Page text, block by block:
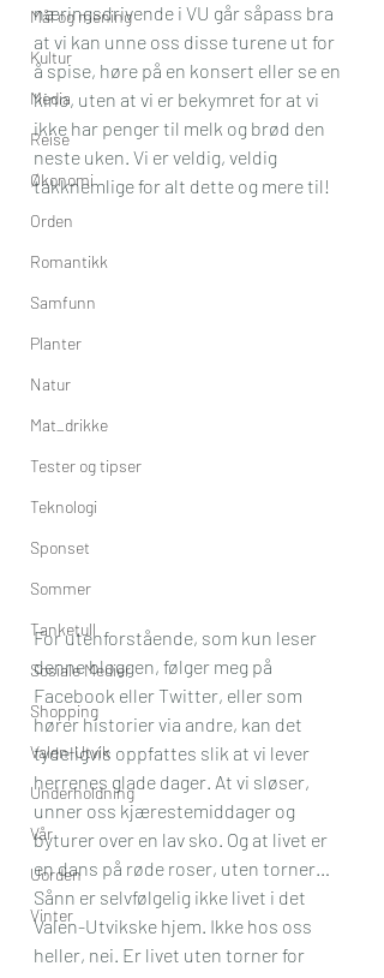
Mål og mening
Kultur
Media
Reise
Økonomi
Orden
Romantikk
Samfunn
Planter
Natur
Mat_drikke
Tester og tipser
Teknologi
Sponset
Sommer
Tanketull
Sosiale Medier
Shopping
Valen-Utvik
Underholdning
Vår
Uorden
Vinter
næringsdrivende i VU går såpass bra
at vi kan unne oss disse turene ut for
å spise, høre på en konsert eller se en
kino, uten at vi er bekymret for at vi
ikke har penger til melk og brød den
neste uken. Vi er veldig, veldig
takknemlige for alt dette og mere til!
For utenforstående, som kun leser
denne bloggen, følger meg på
Facebook eller Twitter, eller som
hører historier via andre, kan det
tydeligvis oppfattes slik at vi lever
herrenes glade dager. At vi sløser,
unner oss kjærestemiddager og
byturer over en lav sko. Og at livet er
en dans på røde roser, uten torner…
Sånn er selvfølgelig ikke livet i det
Valen-Utvikske hjem. Ikke hos oss
heller, nei. Er livet uten torner for